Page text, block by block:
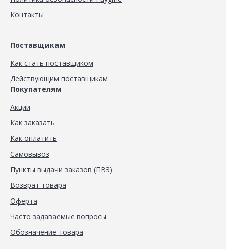
Контакты
Поставщикам
Как стать поставщиком
Действующим поставщикам
Покупателям
Акции
Как заказать
Как оплатить
Самовывоз
Пункты выдачи заказов (ПВЗ)
Возврат товара
Оферта
Часто задаваемые вопросы
Обозначение товара